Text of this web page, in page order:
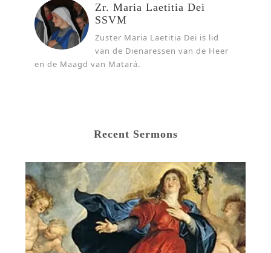
Zr. Maria Laetitia Dei
SSVM
Zuster Maria Laetitia Dei is lid
van de Dienaressen van de Heer
en de Maagd van Matará.
Recent Sermons